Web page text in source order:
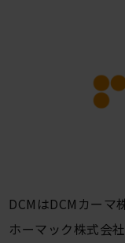
DCMはDCMカーマ
ホーマック株式会